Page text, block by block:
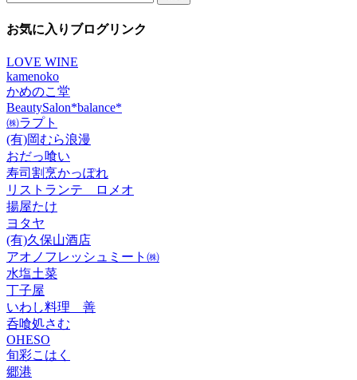
イ
お気に入りブログリンク
LOVE WINE
kamenoko
かめのこ堂
BeautySalon*balance*
㈱ラプト
(有)岡むら浪漫
おだっ喰い
寿司割烹かっぽれ
リストランテ ロメオ
揚屋たけ
ヨタヤ
(有)久保山酒店
アオノフレッシュミート㈱
水塩土菜
丁子屋
いわし料理 善
呑喰処さむ
OHESO
旬彩こはく
郷港